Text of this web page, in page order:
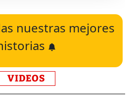
nuestras mejores
VIDEOS